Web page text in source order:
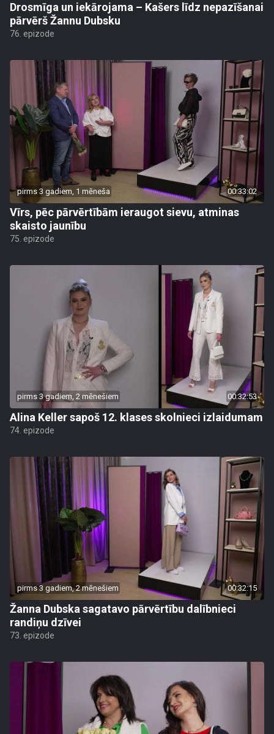
Drosmīga un iekārojama – Kašers līdz nepazīšanai
pārvērš Žannu Dubsku
76. epizode
pirms 3 gadiem, 1 mēneša 00:33:02
Vīrs, pēc pārvērtībām ieraugot sievu, atminas
skaisto jaunību
75. epizode
pirms 3 gadiem, 2 mēnešiem 00:32:53
Alina Keller sapoš 12. klases skolnieci izlaidumam
74. epizode
pirms 3 gadiem, 2 mēnešiem 00:32:15
Žanna Dubska sagatavo pārvērtību dalībnieci
randiņu dzīvei
73. epizode